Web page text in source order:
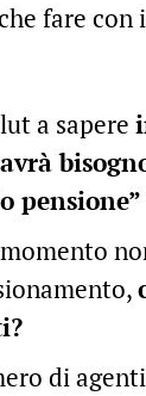
fare con
a sapere
di